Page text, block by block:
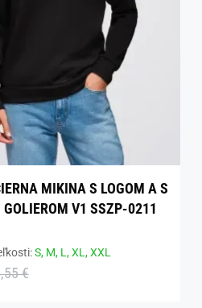
MIKINA S LOGOM A S
GOLIEROM V1 SSZP-0211
S, M, L,XL,XXL
€